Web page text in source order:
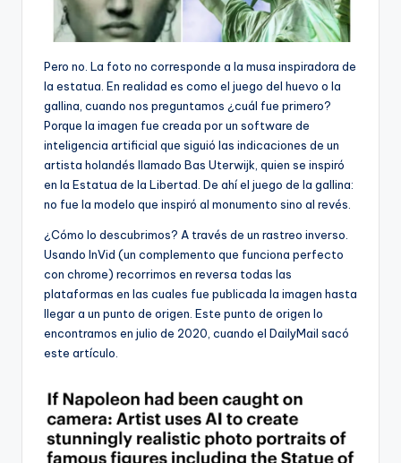
Pero no. La foto no corresponde a la musa inspiradora de
la estatua. En realidad es como el juego del huevo o la
gallina, cuando nos preguntamos ¿cuál fue primero?
Porque la imagen fue creada por un software de
inteligencia artificial que siguió las indicaciones de un
artista holandés llamado Bas Uterwijk, quien se inspiró
en la Estatua de la Libertad. De ahí el juego de la gallina:
no fue la modelo que inspiró al monumento sino al revés.
¿Cómo lo descubrimos? A través de un rastreo inverso.
Usando InVid (un complemento que funciona perfecto
con chrome) recorrimos en reversa todas las
plataformas en las cuales fue publicada la imagen hasta
llegar a un punto de origen. Este punto de origen lo
encontramos en julio de 2020, cuando el DailyMail sacó
este artículo.